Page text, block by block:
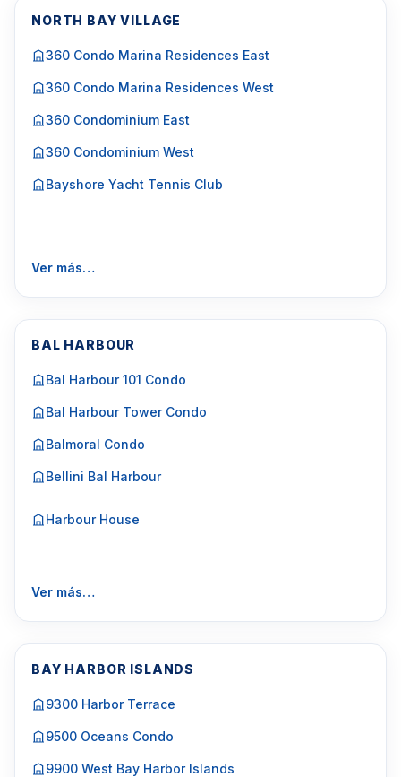
NORTH BAY VILLAGE
360 Condo Marina Residences East
360 Condo Marina Residences West
360 Condominium East
360 Condominium West
Bayshore Yacht Tennis Club
Ver más…
BAL HARBOUR
Bal Harbour 101 Condo
Bal Harbour Tower Condo
Balmoral Condo
Bellini Bal Harbour
Harbour House
Ver más…
BAY HARBOR ISLANDS
9300 Harbor Terrace
9500 Oceans Condo
9900 West Bay Harbor Islands